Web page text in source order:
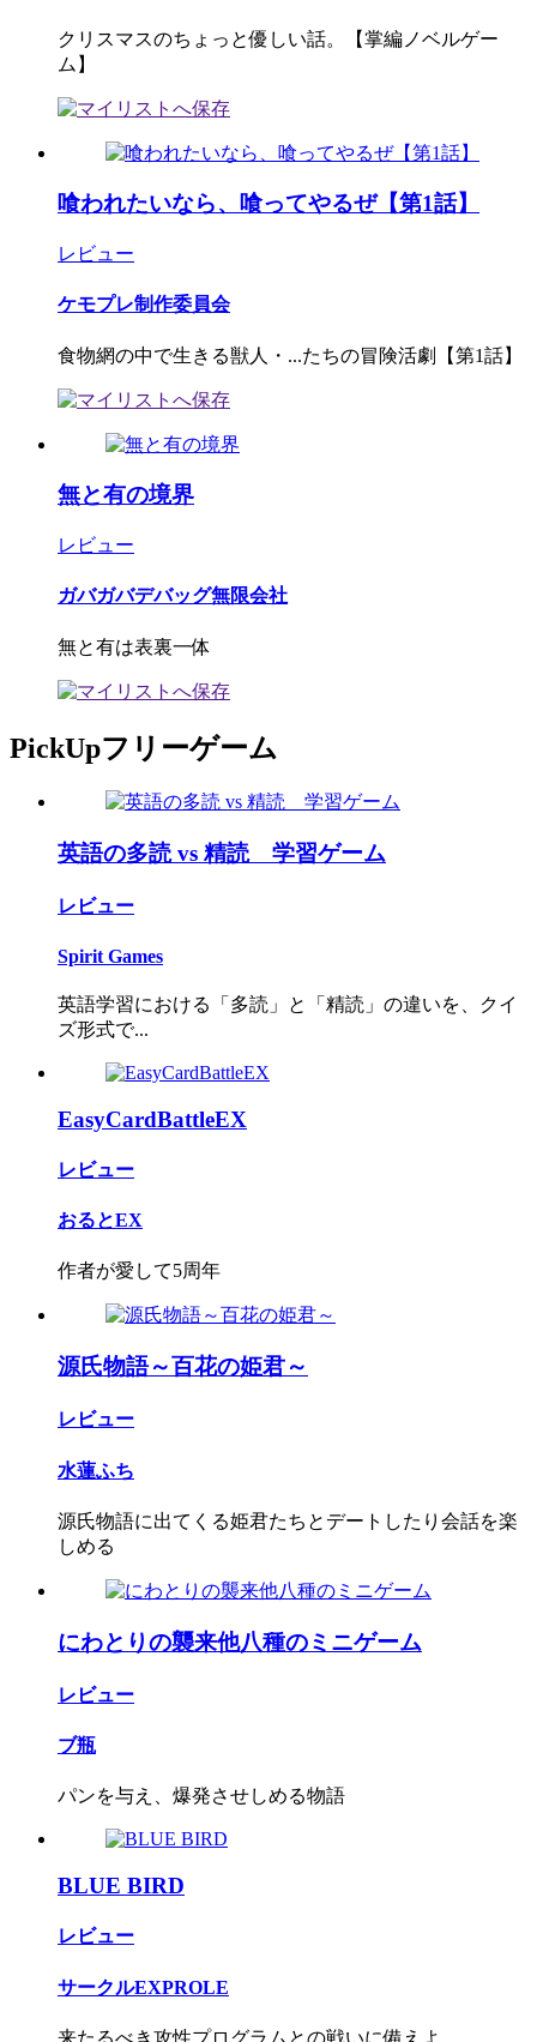
クリスマスのちょっと優しい話。【掌編ノベルゲー
ム】
喰われたいなら、喰ってやるぜ【第1話】
レビュー
ケモプレ制作委員会
食物網の中で生きる獣人・...たちの冒険活劇【第1話】
無と有の境界
レビュー
ガバガバデバッグ無限会社
無と有は表裏一体
PickUpフリーゲーム
英語の多読 vs 精読 学習ゲーム
レビュー
Spirit Games
英語学習における「多読」と「精読」の違いを、クイ
ズ形式で...
EasyCardBattleEX
レビュー
おるとEX
作者が愛して5周年
源氏物語～百花の姫君～
レビュー
水蓮ふち
源氏物語に出てくる姫君たちとデートしたり会話を楽
しめる
にわとりの襲来他八種のミニゲーム
レビュー
ブ瓶
パンを与え、爆発させしめる物語
BLUE BIRD
レビュー
サークルEXPROLE
来たるべき攻性プログラムとの戦いに備えよ。